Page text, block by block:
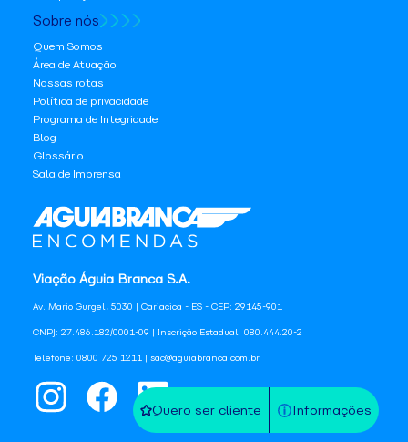
Quero ser cliente Informações
Viação Águia Branca S.A.
Av. Mario Gurgel, 5030 | Cariacica - ES - CEP: 29145-901
CNPJ: 27.486.182/0001-09 | Inscrição Estadual: 080.444.20-2
Telefone: 0800 725 1211 | sac@aguiabranca.com.br
Sobre nós
Quem Somos
Área de Atuação
Nossas rotas
Política de privacidade
Programa de Integridade
Blog
Glossário
Sala de Imprensa